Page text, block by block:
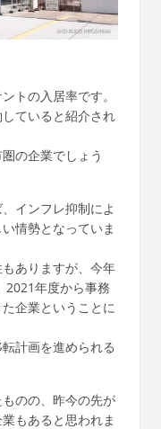
トの入居率です。
ていると紹介され
の企業でしょう
インフレ抑制によ
情勢となっていま
ありますが、今年
2021年度から事務
企業ということに
計画を進められる
のの、昨今の先が
もあると思われま